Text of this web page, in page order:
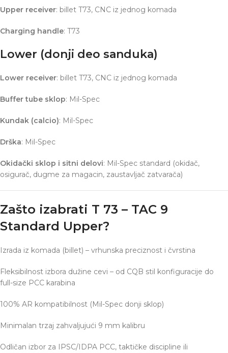
Upper receiver: billet T73, CNC iz jednog komada
Charging handle: T73
Lower (donji deo sanduka)
Lower receiver: billet T73, CNC iz jednog komada
Buffer tube sklop: Mil-Spec
Kundak (calcio): Mil-Spec
Drška: Mil-Spec
Okidački sklop i sitni delovi: Mil-Spec standard (okidač,
osigurač, dugme za magacin, zaustavljač zatvarača)
Zašto izabrati T 73 – TAC 9
Standard Upper?
Izrada iz komada (billet) – vrhunska preciznost i čvrstina
Fleksibilnost izbora dužine cevi – od CQB stil konfiguracije do
full-size PCC karabina
100% AR kompatibilnost (Mil-Spec donji sklop)
Minimalan trzaj zahvaljujući 9 mm kalibru
Odličan izbor za IPSC/IDPA PCC, taktičke discipline ili